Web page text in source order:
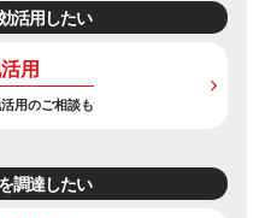
活用したい
用
用のご相談も
調達したい